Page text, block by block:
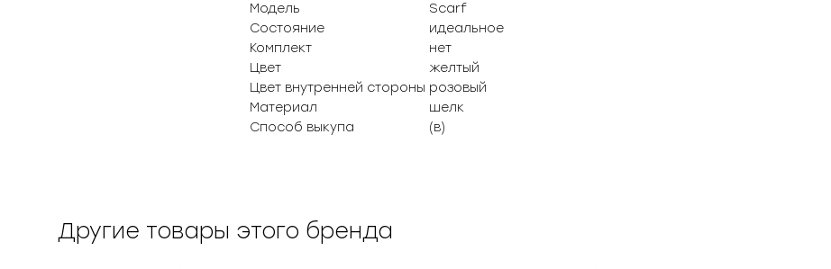
Модель
Scarf
Состояние
идеальное
Комплект
нет
Цвет
желтый
Цвет внутренней стороны розовый
Материал
шелк
Способ выкупа
(в)
Другие товары этого бренда